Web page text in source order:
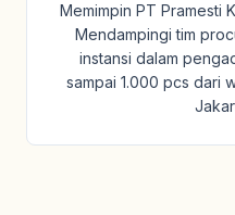
Memimpin PT Pramesti
Mendampingi tim
instansi dalam
sampai 1.000 pcs dari